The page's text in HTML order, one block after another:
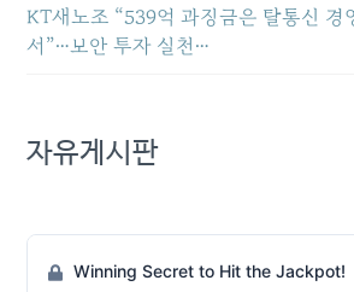
KT새노조 “539억 과징금은 탈통신 경
서”…보안 투자 실천…
자유게시판
Winning Secret to Hit the Jackpot!